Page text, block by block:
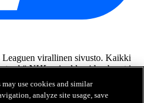
virallinen sivusto. Kaikki
sekä NHL:n joukkueiden logot ja
omaisuutta, eikä niitä saa
L.P.:n hyväksyntää. © NHL 2026.
NHL-joukkueiden pelaajien
use cookies and similar
analyze site usage, save